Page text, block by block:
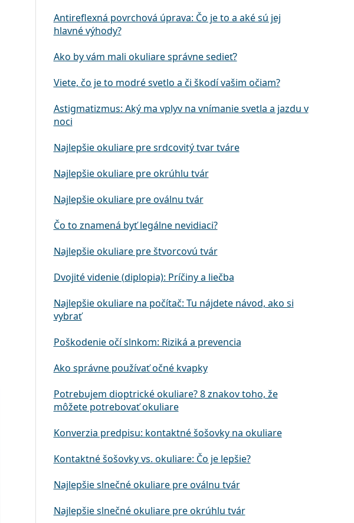
Antireflexná povrchová úprava: Čo je to a aké sú jej
hlavné výhody?
Ako by vám mali okuliare správne sedieť?
Viete, čo je to modré svetlo a či škodí vašim očiam?
Astigmatizmus: Aký ma vplyv na vnímanie svetla a jazdu v
noci
Najlepšie okuliare pre srdcovitý tvar tváre
Najlepšie okuliare pre okrúhlu tvár
Najlepšie okuliare pre oválnu tvár
Čo to znamená byť legálne nevidiaci?
Najlepšie okuliare pre štvorcovú tvár
Dvojité videnie (diplopia): Príčiny a liečba
Najlepšie okuliare na počítač: Tu nájdete návod, ako si
vybrať
Poškodenie očí slnkom: Riziká a prevencia
Ako správne používať očné kvapky
Potrebujem dioptrické okuliare? 8 znakov toho, že
môžete potrebovať okuliare
Konverzia predpisu: kontaktné šošovky na okuliare
Kontaktné šošovky vs. okuliare: Čo je lepšie?
Najlepšie slnečné okuliare pre oválnu tvár
Najlepšie slnečné okuliare pre okrúhlu tvár